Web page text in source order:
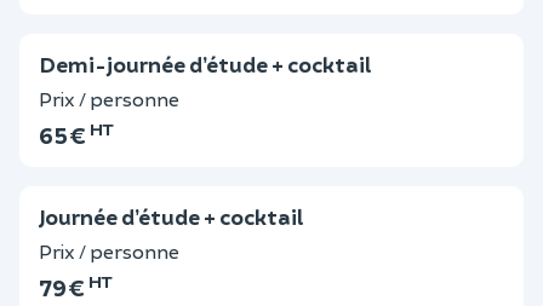
Demi-journée d’étude + cocktail
Prix / personne
65 € HT
Journée d’étude + cocktail
Prix / personne
79 € HT